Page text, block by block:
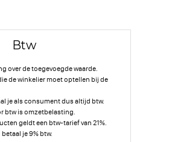
Btw
over de toegevoegde waarde.
de winkelier moet optellen bij de
je als consument dus altijd btw.
btw is omzetbelasting.
geldt een btw-tarief van 21%.
je 9% btw.